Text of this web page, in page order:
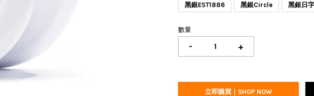
黑銀EST1886 黑銀Circle 黑銀日字
數量
- +
立即購買｜SHOP NOW